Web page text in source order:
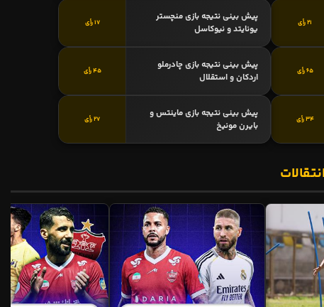
21 رأی
پیش بینی نتیجه بازی منچستر
یونایتد و نیوکاسل
17 رأی
65 رأی
پیش بینی نتیجه بازی چادرملو
اردکان و استقلال
45 رأی
34 رأی
پیش بینی نتیجه بازی ماینتس و
بایرن مونیخ
27 رأی